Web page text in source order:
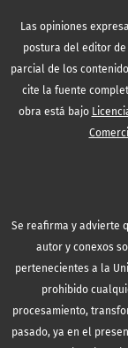
Las opiniones
postura del editor
parcial de los
cite la fuente
obra está bajo
Se reafirma y advierte
autor y conexos
pertenecientes a la
prohibido
procesamiento,
pasado, ya en el